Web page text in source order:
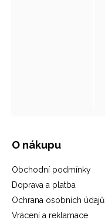
O nákupu
Obchodní podmínky
Doprava a platba
Ochrana osobních údajů
Vrácení a reklamace